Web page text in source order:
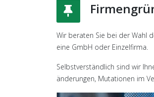
Wir beraten Sie bei der Wahl
eine GmbH oder Einzelfirma.
Selbstverständlich sind wir
änderungen, Mutationen im